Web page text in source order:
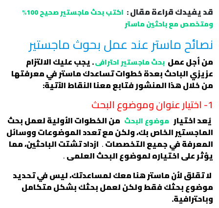
قد يفيدك قراءة مقال :
اكتب بحث ماجستير صحيح 100%
ومتخصص مع باحثين ماستر
نصائح ماستر عند عمل بحوث ماجستير
من أجل عمل بحث ماجستير احترافى. يجب عليك الالتزام
عزيزي الباحث بعدة خطوات تساعدك ماستر في معرفتها
من خلال هذا المنشور فتابع معنا النقاط الآتية:
1- اختيار عنوان وموضوع البحث
يُعد اختيار موضوع البحث من الخطوات الأولية لعمل بحث
الماجستير الخاص بك، ولكن مع تعدد الموضوعات ووسائل
المعرفة في جميع التخصصات. ازداد تشتت الباحثين، مما
يؤثر على اختياره لموضوع البحث العلمى.
لا تقلق لأن ماستر هنا معك لمساعدتك، ليس في تحديد
موضوع بحثك فقط ولكن لعمل بحثك بشكل متكامل
وباحترافية.